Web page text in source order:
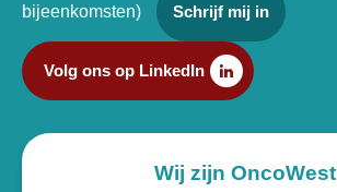
bijeenkomsten) Schrijf mij in
Volg ons op LinkedIn
Wij zijn OncoWest